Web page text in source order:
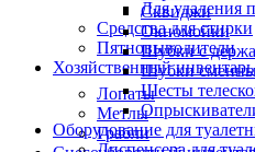
Для удаления
Средства для стирки
Пятновыводители
Хозяйственный инвентарь
Лопаты
Метлы
Грабли
Сквиджи
Окномойки
Шубки с
Шубки
Шесты
Оборудование для